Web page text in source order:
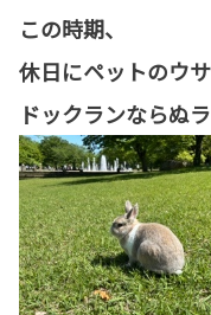
この時期、
休日にペットのウ
ドックランならぬ